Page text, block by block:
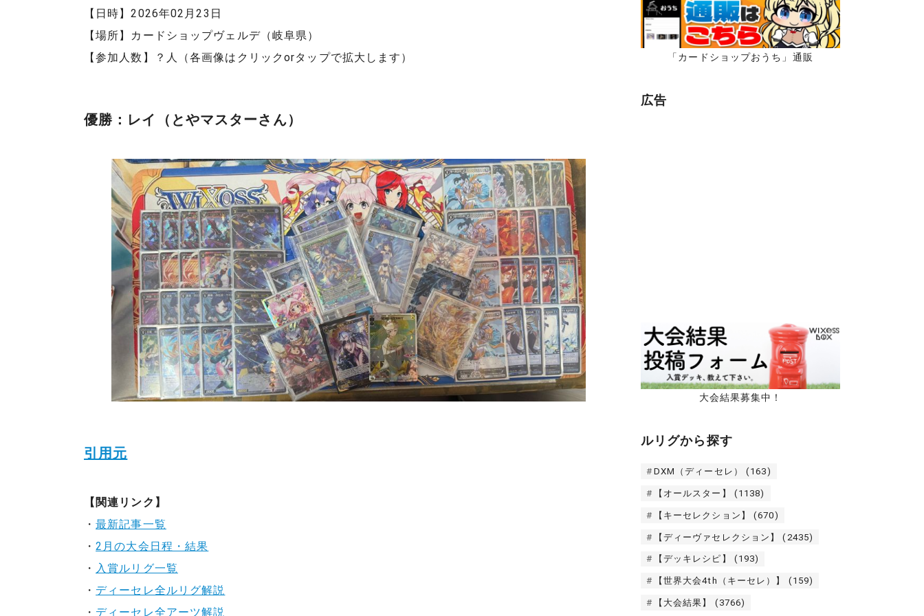
【日時】2026年02月23日
【場所】カードショップヴェルデ（岐阜県）
【参加人数】？人（各画像はクリックorタップで拡大します）
優勝：レイ（とやマスターさん）
引用元
【関連リンク】
・最新記事一覧
・2月の大会日程・結果
・ 入賞ルリグ一覧
・ ディーセレ全ルリグ解説
・ ディーセレ全アーツ解説
「カードショップおうち」通販
広告
大会結果募集中！
ルリグから探す
DXM（ディーセレ） (163)
【オールスター】 (1138)
【キーセレクション】 (670)
【ディーヴァセレクション】 (2435)
【デッキレシピ】 (193)
【世界大会4th（キーセレ）】 (159)
【大会結果】 (3766)